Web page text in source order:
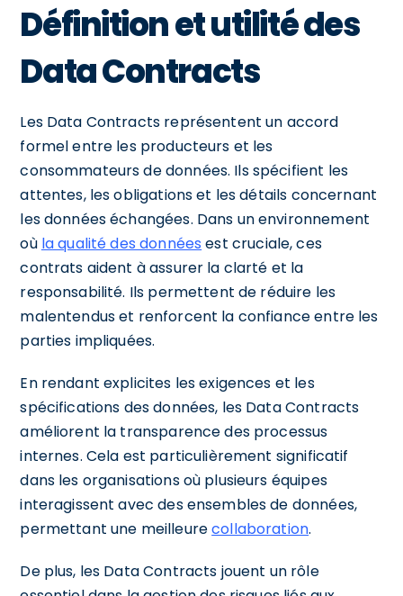
Définition et utilité des
Data Contracts
Les Data Contracts représentent un accord
formel entre les producteurs et les
consommateurs de données. Ils spécifient les
attentes, les obligations et les détails concernant
les données échangées. Dans un environnement
où la qualité des données est cruciale, ces
contrats aident à assurer la clarté et la
responsabilité. Ils permettent de réduire les
malentendus et renforcent la confiance entre les
parties impliquées.
En rendant explicites les exigences et les
spécifications des données, les Data Contracts
améliorent la transparence des processus
internes. Cela est particulièrement significatif
dans les organisations où plusieurs équipes
interagissent avec des ensembles de données,
permettant une meilleurecollaboration.
De plus, les Data Contracts jouent un rôle